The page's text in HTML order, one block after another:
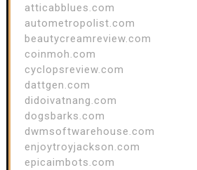
atticabblues.com
autometropolist.com
beautycreamreview.com
coinmoh.com
cyclopsreview.com
dattgen.com
didoivatnang.com
dogsbarks.com
dwmsoftwarehouse.com
enjoytroyjackson.com
epicaimbots.com